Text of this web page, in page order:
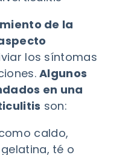
de la
los síntomas
Algunos
en una
son:
caldo,
té o